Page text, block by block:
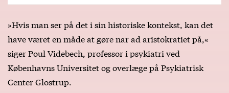
»Hvis man ser på det i sin historiske kontekst, kan det
have været en måde at gøre nar ad aristokratiet på,«
siger Poul Videbech, professor i psykiatri ved
Københavns Universitet og overlæge på Psykiatrisk
Center Glostrup.